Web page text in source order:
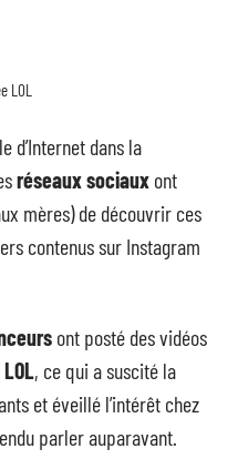
d’Internet dans la
réseaux sociaux ont
mères) de découvrir ces
contenus sur Instagram
ont posté des vidéos
, ce qui a suscité la
et éveillé l’intérêt chez
parler auparavant.